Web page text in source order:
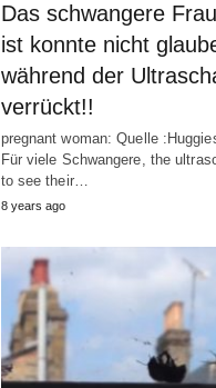
Das schwangere
ist konnte nicht
während der
verrückt!!
pregnant woman: Quelle
Für viele Schwangere, the
to see their…
8 years ago